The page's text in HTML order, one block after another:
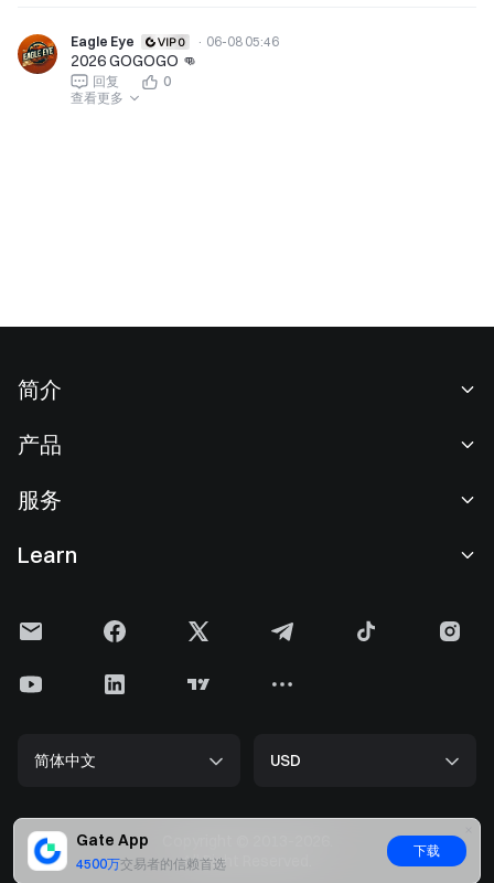
Gate App
4500万交易者的信赖首选
下载
Eagle Eye · 06-08 05:46
2026 GOGOGO 👊
回复
0
查看更多
简介
新闻中心
Cookie 政策
储备金
安全方案
GateToken (GT)
产品
现货交易
理财中心
Alpha
Gate Pay
服务
费率标准
上币申请
开发者中心（API）
官方验证渠道
Learn
Gate 快讯
以太坊 (ETH) 升级
大数据
简体中文 USD
All Right Reserved.